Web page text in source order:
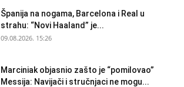
Španija na nogama, Barcelona i Real u
strahu: “Novi Haaland” je...
09.08.2026. 15:26
Marciniak objasnio zašto je “pomilovao”
Messija: Navijači i stručnjaci ne mogu...